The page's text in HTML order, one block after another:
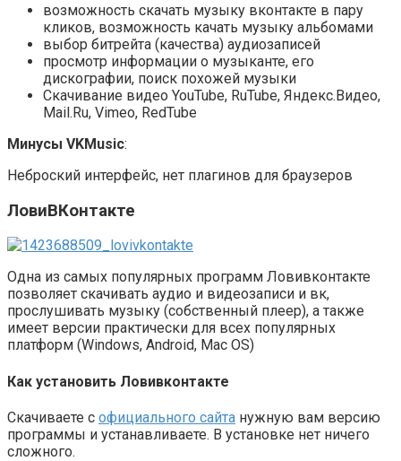
возможность скачать музыку вконтакте в пару
кликов, возможность качать музыку альбомами
выбор битрейта (качества) аудиозаписей
просмотр информации о музыканте, его
дискографии, поиск похожей музыки
Скачивание видео YouTube, RuTube, Яндекс.Видео,
Mail.Ru, Vimeo, RedTube
Минусы VKMusic:
Неброский интерфейс, нет плагинов для браузеров
ЛовиВКонтакте
Одна из самых популярных программ Ловивконтакте
позволяет скачивать аудио и видеозаписи и вк,
прослушивать музыку (собственный плеер), а также
имеет версии практически для всех популярных
платформ (Windows, Android, Mac OS)
Как установить Ловивконтакте
Скачиваете с официального сайта нужную вам версию
программы и устанавливаете. В установке нет ничего
сложного.